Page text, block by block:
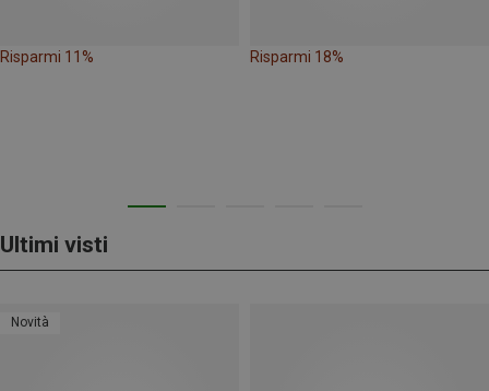
Risparmi 11% Risparmi 18%
Ultimi visti
Novità